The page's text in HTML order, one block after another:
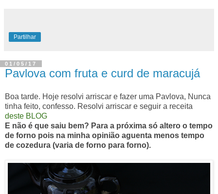
Partilhar
01/05/17
Pavlova com fruta e curd de maracujá
Boa tarde. Hoje resolvi arriscar e fazer uma Pavlova, Nunca
tinha feito, confesso. Resolvi arriscar e seguir a receita
deste BLOG
E não é que saiu bem? Para a próxima só altero o tempo
de forno pois na minha opinião aguenta menos tempo
de cozedura (varia de forno para forno).